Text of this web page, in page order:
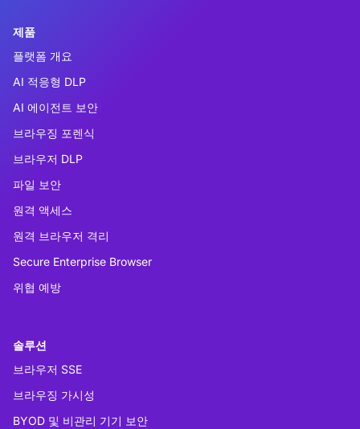
제품
플랫폼 개요
AI 적응형 DLP
AI 에이전트 보안
브라우징 포렌식
브라우저 DLP
파일 보안
원격 액세스
원격 브라우저 격리
Secure Enterprise Browser
위협 예방
솔루션
브라우저 SSE
브라우징 가시성
BYOD 및 비관리 기기 보안